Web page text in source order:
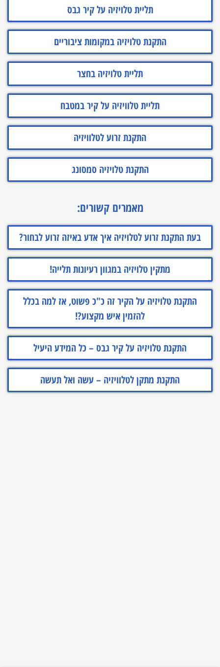
תליית טלויזיה על קיר גבס
התקנת טלויזיה במקומות ציבוריים
תליית טלויזיה בחצר
תליית טלוויזיה על קיר במטבח
התקנת זרוע לטלוויזיה
התקנת טלויזיה סמסונג
מאמרים קשורים:
בעת התקנת זרוע לטלויזיה איך אדע באיזה זרוע לבחור?
מתקין טלויזיה במגוון רעיונות תלייה!
התקנת טלויזיה על הקיר זה כ"כ פשוט, אז למה בכלל
להזמין איש מקצוע?!
התקנת טלויזיה על קיר גבס – כל המידע היעיל
התקנת מתקן לטלוויזיה – עשה ואל תעשה